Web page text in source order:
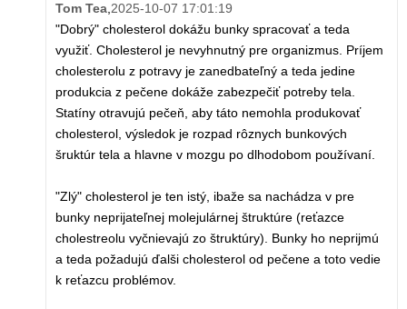
Tom Tea,2025-10-07 17:01:19
"Dobrý" cholesterol dokážu bunky spracovať a teda
využiť. Cholesterol je nevyhnutný pre organizmus. Príjem
cholesterolu z potravy je zanedbateľný a teda jedine
produkcia z pečene dokáže zabezpečiť potreby tela.
Statíny otravujú pečeň, aby táto nemohla produkovať
cholesterol, výsledok je rozpad rôznych bunkových
šruktúr tela a hlavne v mozgu po dlhodobom používaní.
"Zlý" cholesterol je ten istý, ibaže sa nachádza v pre
bunky neprijateľnej molejulárnej štruktúre (reťazce
cholestreolu vyčnievajú zo štruktúry). Bunky ho neprijmú
a teda požadujú ďalši cholesterol od pečene a toto vedie
k reťazcu problémov.